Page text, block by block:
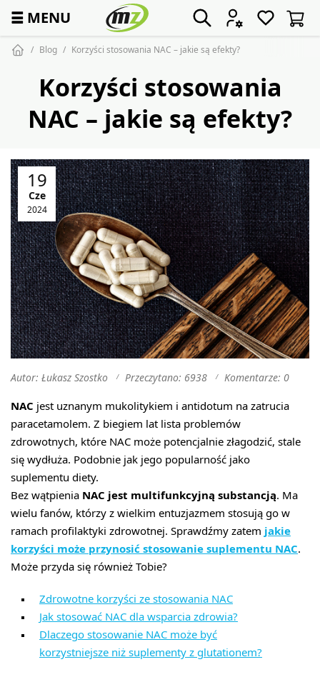
☰ MENU
Blog Korzyści stosowania NAC – jakie są efekty?
Korzyści stosowania
NAC – jakie są efekty?
19
Cze
2024
Autor: Łukasz Szostko Przeczytano: 6938 Komentarze: 0
NAC jest uznanym mukolitykiem i antidotum na zatrucia
paracetamolem. Z biegiem lat lista problemów
zdrowotnych, które NAC może potencjalnie złagodzić, stale
się wydłuża. Podobnie jak jego popularność jako
suplementu diety.
Bez wątpienia NAC jest multifunkcyjną substancją . Ma
wielu fanów, którzy z wielkim entuzjazmem stosują go w
ramach profilaktyki zdrowotnej. Sprawdźmy zatem jakie
korzyści może przynosić stosowanie suplementu NAC
Może przyda się również Tobie?
Zdrowotne korzyści ze stosowania NAC
Jak stosować NAC dla wsparcia zdrowia?
Dlaczego stosowanie NAC może być
korzystniejsze niż suplementy z glutationem?